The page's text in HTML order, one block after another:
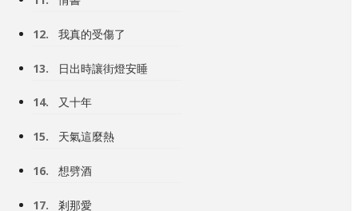
12. 我真的受傷了
13. 日出時讓街燈安睡
14. 又十年
15. 天氣這麼熱
16. 想劈酒
17. 剎那愛